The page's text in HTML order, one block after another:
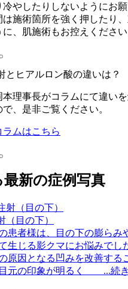
冷やしたりしないようにお
は施術箇所を強く押したり
に、肌施術もお控えください
とヒアルロン酸の違いは？
本理事長がコラムにて違い
で、是非ご覧ください。
ラムはこちら
最新の症例写真
（目の下）
患者様は、目の下の膨らみ
生じる影クマにお悩みでし
原因となる凹みを改善する
目元の印象が明るく ...続